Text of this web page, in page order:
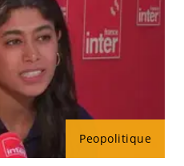
Peopolitique